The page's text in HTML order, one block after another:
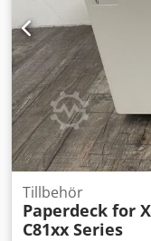
begäran! Innan
ett funktionstest för
information är du
personligen.
Tillbehör
Paperdeck for
C81xx Series